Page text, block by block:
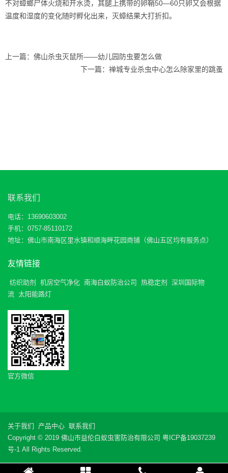
不对蟑螂尸体火烧和开水烫，其腿上携带的卵鞘50—60只卵又会根据
温度和湿度的变化随时孵化出来，灭蟑结果大打折扣。
上一篇： 佛山杀虫灭鼠所——幼儿园防虫要怎么做
下一篇： 禅城专业杀虫中心怎么除家里的跳蚤
联系我们
电话：13690603002
手机：0757-85110172
地址：佛山市南海区里水镇和顺海畔花园商铺（佛山五区均有服务点）
友情链接
纺织助剂 机房空气净化 南海白蚁防治公司 热稳定剂
深圳国际物
流 太阳能路灯
官方微信
关于我们 产品中心 联系我们
Copyright © 2019 佛山市益伦白蚁虫害防治有限公司 粤ICP备19037239
号-1 All Rights Reserved.